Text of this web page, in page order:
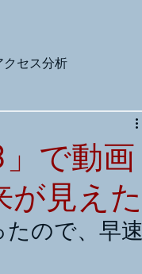
セス分析
MUSE
で動画
見えた
ので、早速